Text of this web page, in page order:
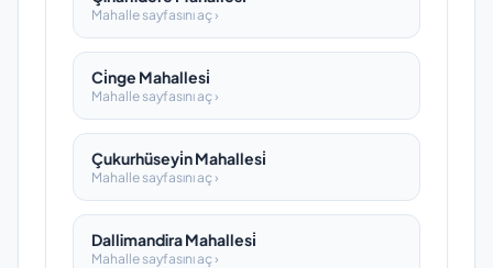
Mahalle sayfasını aç ›
Ci̇nge Mahallesi̇
Mahalle sayfasını aç ›
Çukurhüseyi̇n Mahallesi̇
Mahalle sayfasını aç ›
Dallimandira Mahallesi̇
Mahalle sayfasını aç ›